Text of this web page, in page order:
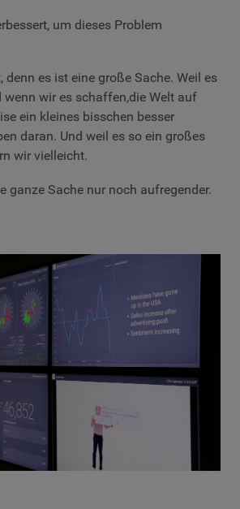
um dieses Problem
denn es ist eine große Sache. Weil es
wir es schaffen,die Welt auf
ein kleines bisschen besser
daran. Und weil es so ein großes
wir vielleicht.
ganze Sache nur noch aufregender.